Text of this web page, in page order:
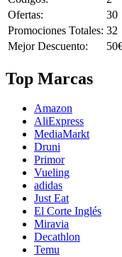
Ofertas:
30
Promociones Totales: 32
Mejor Descuento:
Top Marcas
Amazon
AliExpress
MediaMarkt
Druni
Primor
Vueling
adidas
Just Eat
El Corte Inglés
Miravia
Decathlon
Temu